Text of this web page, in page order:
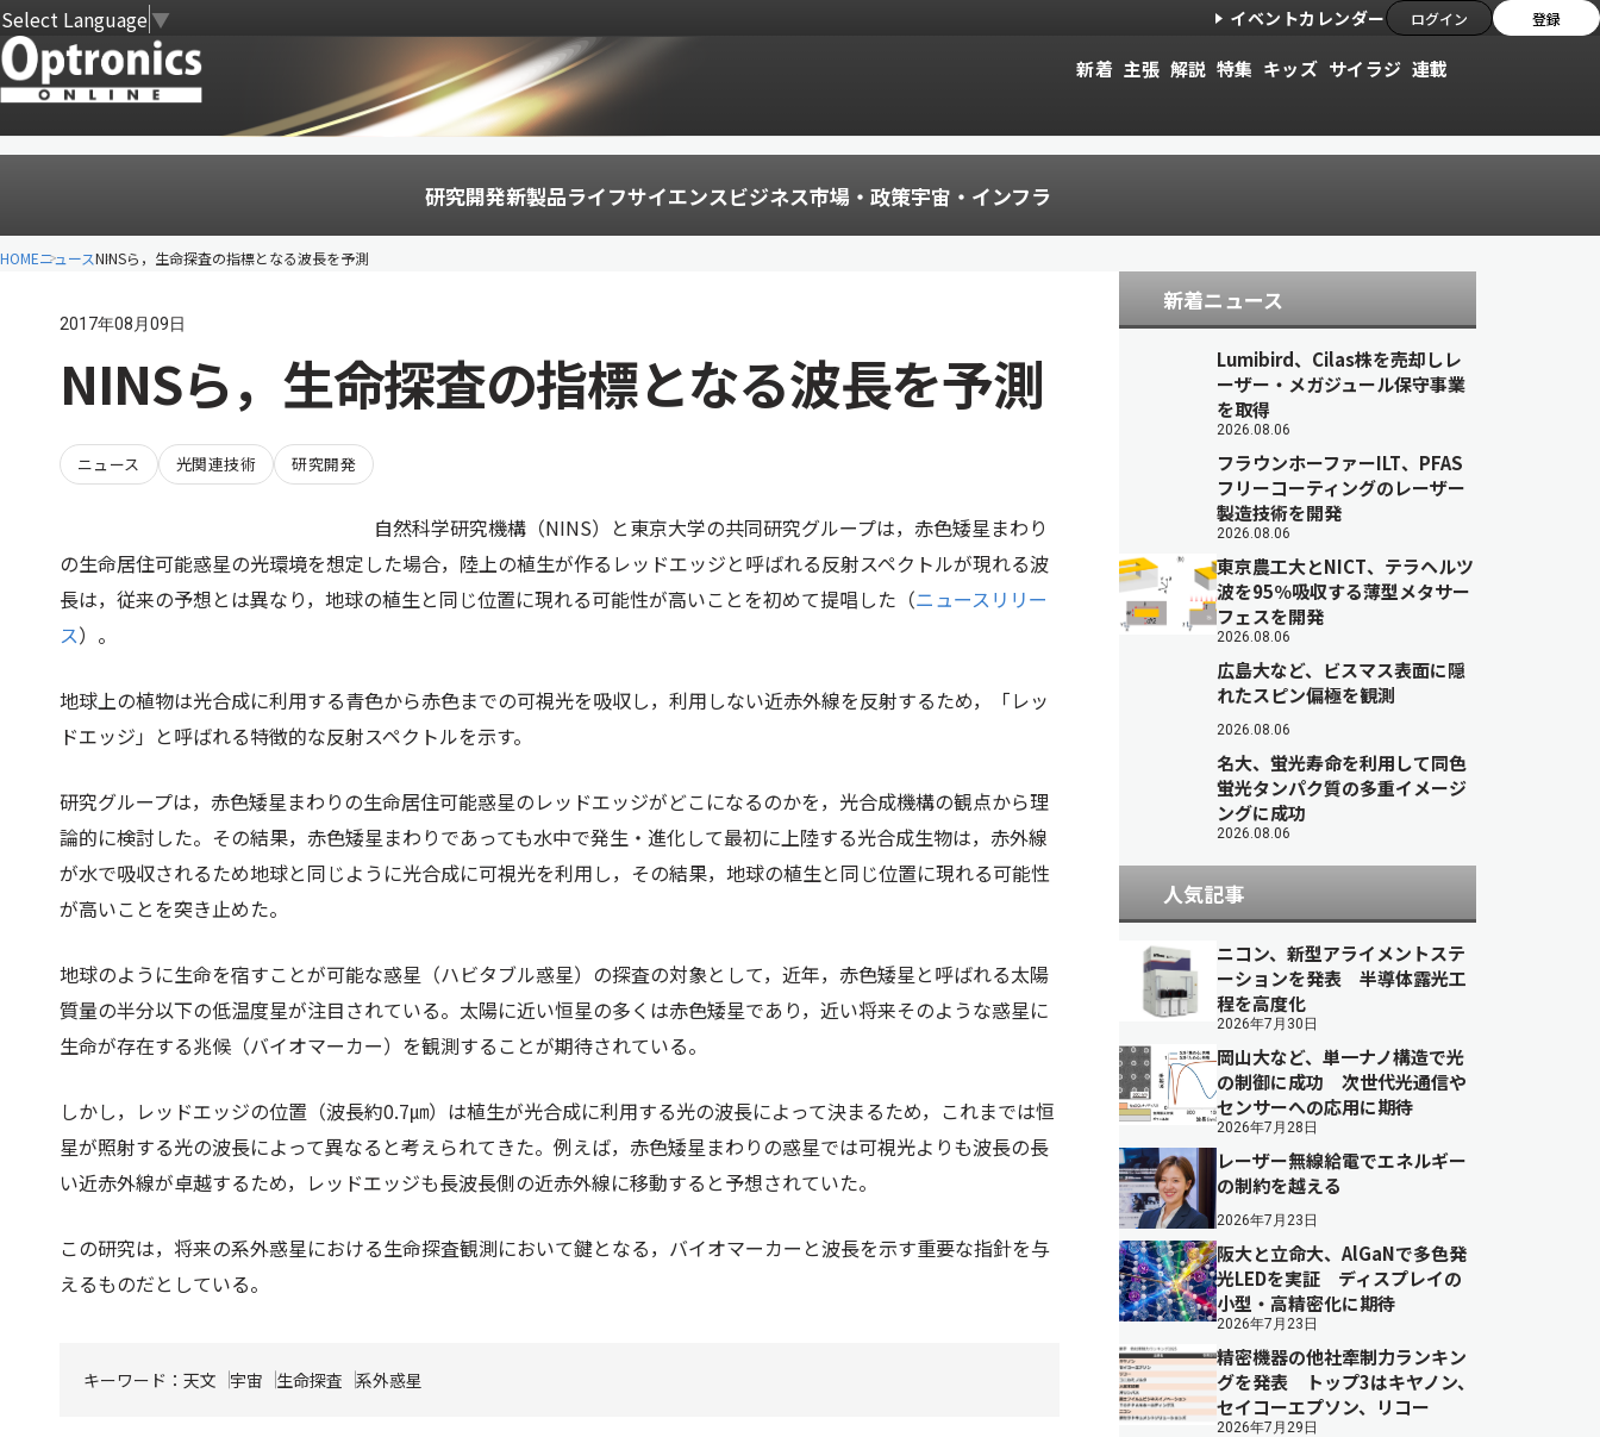
Select Language▼ イベントカレンダー ログイン 登録
新着 主張 解説 特集 キッズ サイラジ 連載
研究開発新製品ライフサイエンスビジネス市場・政策宇宙・インフラ
HOMEニュースNINSら，生命探査の指標となる波長を予測
2017年08月09日
NINSら，生命探査の指標となる波長を予測
ニュース 光関連技術 研究開発
自然科学研究機構（NINS）と東京大学の共同研究グループは，赤色矮星まわり
の生命居住可能惑星の光環境を想定した場合，陸上の植生が作るレッドエッジと呼ばれる反射スペクトルが現れる波
長は，従来の予想とは異なり，地球の植生と同じ位置に現れる可能性が高いことを初めて提唱した（ニュースリリー
ス）。
地球上の植物は光合成に利用する青色から赤色までの可視光を吸収し，利用しない近赤外線を反射するため，「レッ
ドエッジ」と呼ばれる特徴的な反射スペクトルを示す。
研究グループは，赤色矮星まわりの生命居住可能惑星のレッドエッジがどこになるのかを，光合成機構の観点から理
論的に検討した。その結果，赤色矮星まわりであっても水中で発生・進化して最初に上陸する光合成生物は，赤外線
が水で吸収されるため地球と同じように光合成に可視光を利用し，その結果，地球の植生と同じ位置に現れる可能性
が高いことを突き止めた。
地球のように生命を宿すことが可能な惑星（ハビタブル惑星）の探査の対象として，近年，赤色矮星と呼ばれる太陽
質量の半分以下の低温度星が注目されている。太陽に近い恒星の多くは赤色矮星であり，近い将来そのような惑星に
生命が存在する兆候（バイオマーカー）を観測することが期待されている。
しかし，レッドエッジの位置（波長約0.7㎛）は植生が光合成に利用する光の波長によって決まるため，これまでは恒
星が照射する光の波長によって異なると考えられてきた。例えば，赤色矮星まわりの惑星では可視光よりも波長の長
い近赤外線が卓越するため，レッドエッジも長波長側の近赤外線に移動すると予想されていた。
この研究は，将来の系外惑星における生命探査観測において鍵となる，バイオマーカーと波長を示す重要な指針を与
えるものだとしている。
キーワード： 天文 宇宙 生命探査 系外惑星
新着ニュース
Lumibird、Cilas株を売却しレ
ーザー・メガジュール保守事業
を取得
2026.08.06
フラウンホーファーILT、PFAS
フリーコーティングのレーザー
製造技術を開発
2026.08.06
東京農工大とNICT、テラヘルツ
波を95％吸収する薄型メタサー
フェスを開発
2026.08.06
広島大など、ビスマス表面に隠
れたスピン偏極を観測
2026.08.06
名大、蛍光寿命を利用して同色
蛍光タンパク質の多重イメージ
ングに成功
2026.08.06
人気記事
ニコン、新型アライメントステ
ーションを発表 半導体露光工
程を高度化
2026年7月30日
岡山大など、単一ナノ構造で光
の制御に成功 次世代光通信や
センサーへの応用に期待
2026年7月28日
レーザー無線給電でエネルギー
の制約を越える
2026年7月23日
阪大と立命大、AlGaNで多色発
光LEDを実証 ディスプレイの
小型・高精密化に期待
2026年7月23日
精密機器の他社牽制力ランキン
グを発表 トップ3はキヤノン、
セイコーエプソン、リコー
2026年7月29日